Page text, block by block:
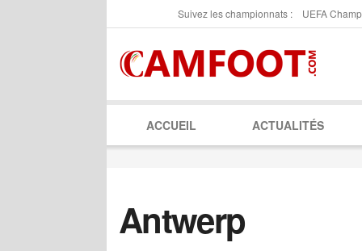
Suivez les championnats : UEFA
ACCUEIL ACTUALITÉS
Antwerp